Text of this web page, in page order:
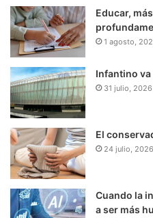
Educar,
1 agosto,
Infantino
31 julio, 2026
El
24 julio, 2026
Cuando la
a ser más